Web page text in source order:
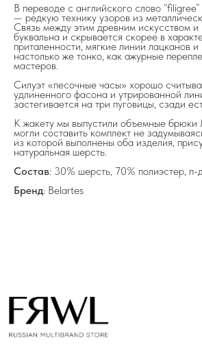
В переводе с английского слово
— редкую технику узоров из
Связь между этим древним искусством
буквальна и скрывается скорее в
приталенности, мягкие линии лацканов
настолько же тонко, как ажурные
мастеров.
Силуэт «песочные часы» хорошо
удлиненного фасона и утрированной
застегивается на три пуговицы, сзади
К жакету мы выпустили объемные брюки
могли составить комплект не
из которой выполнены оба изделия,
натуральная шерсть.
Состав: 30% шерсть, 70% полиэстер, п-
Бренд: Belartes
Разделы сайта
Все товары
Разделы товаров
на главную
Адрес:
info@frwl.store
+7 919 690-30-30